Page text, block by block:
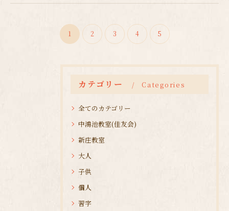
1 2 3 4 5
カテゴリー Categories
全てのカテゴリー
中鴻池教室(佳友会)
新庄教室
大人
子供
個人
習字